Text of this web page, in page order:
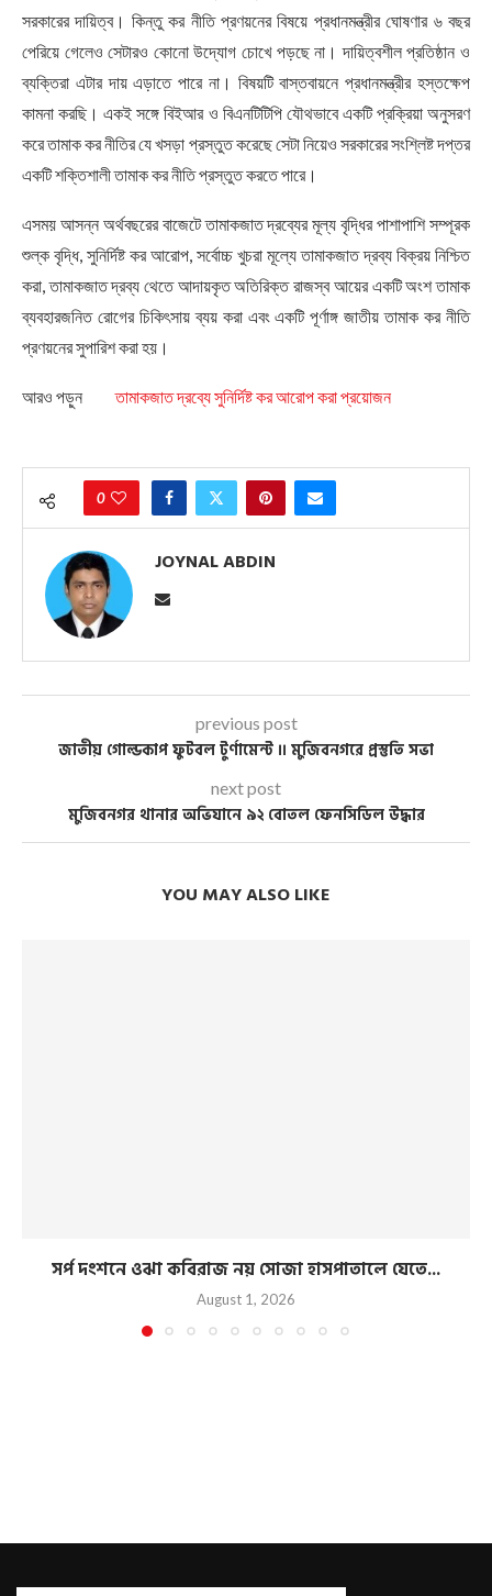
সরকারের দায়িত্ব। কিন্তু কর নীতি প্রণয়নের বিষয়ে প্রধানমন্ত্রীর ঘোষণার ৬ বছর
পেরিয়ে গেলেও সেটারও কোনো উদ্যোগ চোখে পড়ছে না। দায়িত্বশীল প্রতিষ্ঠান ও
ব্যক্তিরা এটার দায় এড়াতে পারে না। বিষয়টি বাস্তবায়নে প্রধানমন্ত্রীর হস্তক্ষেপ
কামনা করছি। একই সঙ্গে বিইআর ও বিএনটিটিপি যৌথভাবে একটি প্রক্রিয়া অনুসরণ
করে তামাক কর নীতির যে খসড়া প্রস্তুত করেছে সেটা নিয়েও সরকারের সংশ্লিষ্ট দপ্তর
একটি শক্তিশালী তামাক কর নীতি প্রস্তুত করতে পারে।
এসময় আসন্ন অর্থবছরের বাজেটে তামাকজাত দ্রব্যের মূল্য বৃদ্ধির পাশাপাশি সম্পূরক
শুল্ক বৃদ্ধি, সুনির্দিষ্ট কর আরোপ, সর্বোচ্চ খুচরা মূল্যে তামাকজাত দ্রব্য বিক্রয় নিশ্চিত
করা, তামাকজাত দ্রব্য থেতে আদায়কৃত অতিরিক্ত রাজস্ব আয়ের একটি অংশ তামাক
ব্যবহারজনিত রোগের চিকিৎসায় ব্যয় করা এবং একটি পূর্ণাঙ্গ জাতীয় তামাক কর নীতি
প্রণয়নের সুপারিশ করা হয়।
আরও পড়ুন তামাকজাত দ্রব্যে সুনির্দিষ্ট কর আরোপ করা প্রয়োজন
0
JOYNAL ABDIN
previous post
জাতীয় গোল্ডকাপ ফুটবল টুর্ণামেন্ট ।। মুজিবনগরে প্রস্তুতি সভা
next post
মুজিবনগর থানার অভিযানে ৯২ বোতল ফেনসিডিল উদ্ধার
YOU MAY ALSO LIKE
সর্প দংশনে ওঝা কবিরাজ নয় সোজা হাসপাতালে যেতে...
August 1, 2026